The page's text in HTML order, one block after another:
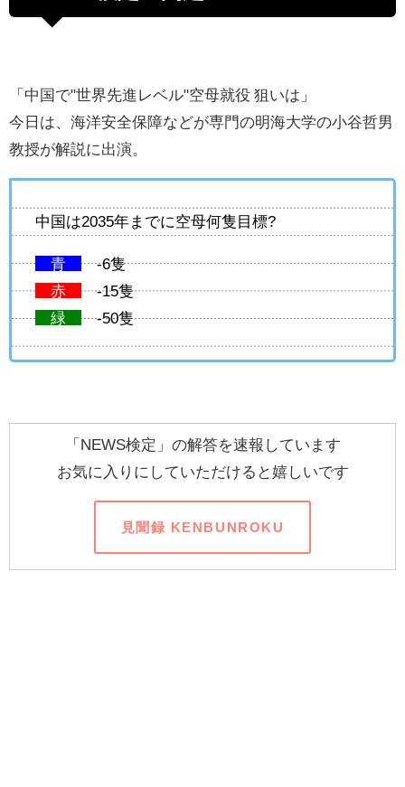
「中国で"世界先進レベル"空母就役 狙いは」
今日は、海洋安全保障などが専門の明海大学の小谷哲男
教授が解説に出演。
中国は2035年までに空母何隻目標?
青
-6隻
赤
-15隻
緑
-50隻
「NEWS検定」の解答を速報しています
お気に入りにしていただけると嬉しいです
見聞録 KENBUNROKU